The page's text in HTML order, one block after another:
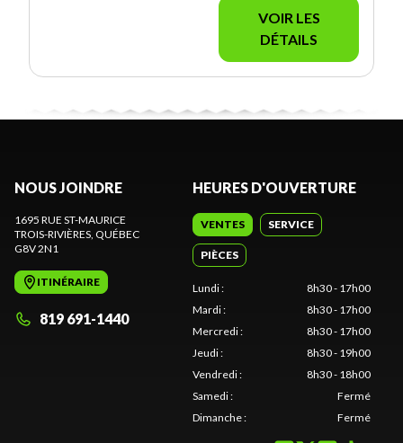
VOIR LES
DÉTAILS
NOUS JOINDRE
1695 RUE ST-MAURICE
TROIS-RIVIÈRES , QUÉBEC
G8V 2N1
ITINÉRAIRE
819 691-1440
HEURES D'OUVERTURE
VENTES SERVICE
PIÈCES
Lundi:
8h30 - 17h00
Mardi:
8h30 - 17h00
Mercredi:
8h30 - 17h00
Jeudi:
8h30 - 19h00
Vendredi:
8h30 - 18h00
Samedi:
Fermé
Dimanche: Fermé